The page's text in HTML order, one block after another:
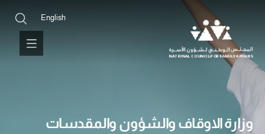
English
وزارة الاوقاف والشؤون والمقدسات